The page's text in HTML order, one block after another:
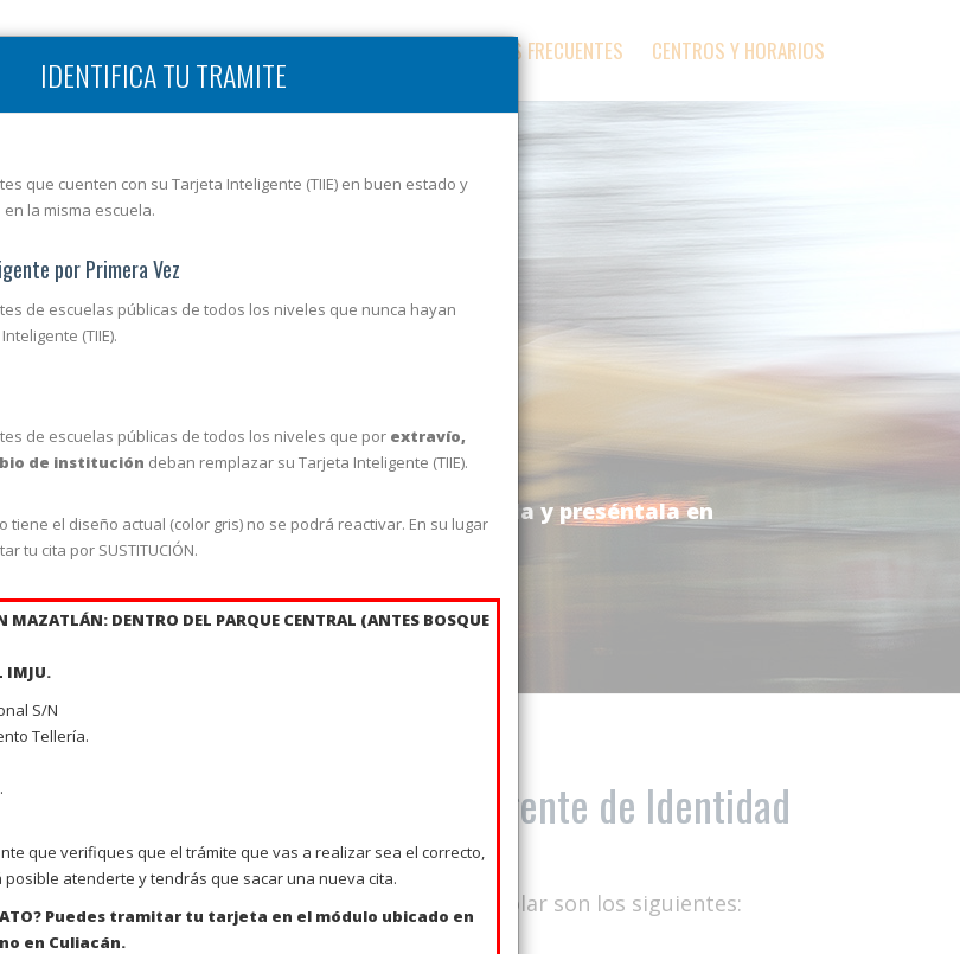
PREGUNTAS FRECUENTES CENTROS Y HORARIOS
tu TIIE:
imprímela …
…
Reimprimir Cita
que termines el trámite de tu cita, imprímela y preséntala en
puedas ser atendido(a)”.
de la Tarjeta Inteligente de Identidad
Estudiantil.
original o copia legible de acuerdo al nivel escolar son los siguientes:
IDENTIFICA TU TRAMITE
que cuenten con su Tarjeta Inteligente (TIIE) en buen estado y
la misma escuela.
por Primera Vez
de escuelas públicas de todos los niveles que nunca hayan
(TIIE).
de escuelas públicas de todos los niveles que por extravío,
de institución deban remplazar su Tarjeta Inteligente (TIIE).
tiene el diseño actual (color gris) no se podrá reactivar. En su lugar
tu cita por SUSTITUCIÓN.
MAZATLÁN: DENTRO DEL PARQUE CENTRAL (ANTES BOSQUE
IMJU.
S/N
Tellería.
que verifiques que el trámite que vas a realizar sea el correcto,
posible atenderte y tendrás que sacar una nueva cita.
Puedes tramitar tu tarjeta en el módulo ubicado en
en Culiacán.